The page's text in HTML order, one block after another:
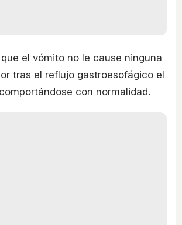
el vómito no le cause ninguna
tras el reflujo gastroesofágico el
con normalidad.